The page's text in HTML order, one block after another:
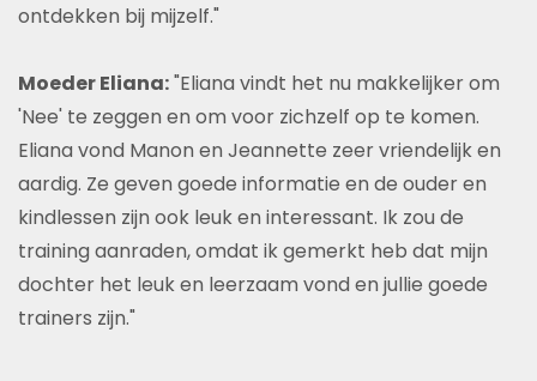
ontdekken bij mijzelf."
Moeder Eliana:"Eliana vindt het nu makkelijker om
'Nee' te zeggen en om voor zichzelf op te komen.
Eliana vond Manon en Jeannette zeer vriendelijk en
aardig. Ze geven goede informatie en de ouder en
kindlessen zijn ook leuk en interessant. Ik zou de
training aanraden, omdat ik gemerkt heb dat mijn
dochter het leuk en leerzaam vond en jullie goede
trainers zijn."